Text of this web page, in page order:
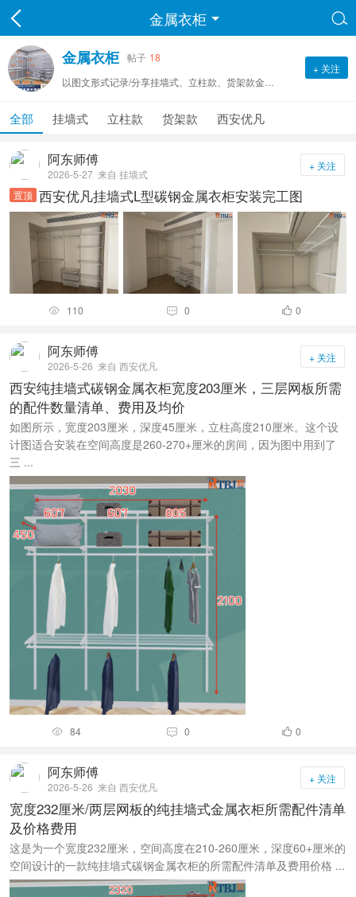
金属衣柜 
金属衣柜 帖子 18
+ 关注
全部 挂墙式 立柱款 货架款 西安优凡
阿东师傅
2026-5-27 来自 挂墙式
+ 关注
置顶 西安优凡挂墙式L型碳钢金属衣柜安装完工图
 110  0  0
阿东师傅
2026-5-26 来自 西安优凡
+ 关注
西安纯挂墙式碳钢金属衣柜宽度203厘米，三层网板所需
的配件数量清单、费用及均价
如图所示，宽度203厘米，深度45厘米，立柱高度210厘米。这个设
计图适合安装在空间高度是260-270+厘米的房间，因为图中用到了
三 ...
 84  0  0
阿东师傅
2026-5-26 来自 西安优凡
+ 关注
宽度232厘米/两层网板的纯挂墙式金属衣柜所需配件清单
及价格费用
这是为一个宽度232厘米，空间高度在210-260厘米，深度60+厘米的
空间设计的一款纯挂墙式碳钢金属衣柜的所需配件清单及费用价格 ...